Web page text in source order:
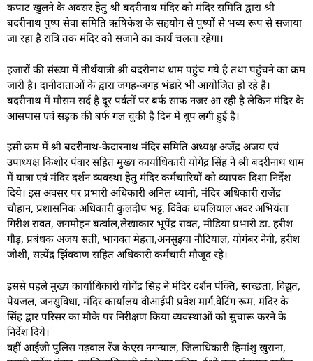
कपाट खुलने के अवसर हेतु श्री बदरीनाथ मंदिर को मंदिर समिति द्वारा श्री
बदरीनाथ पुष्प सेवा समिति ऋषिकेश के सहयोग से पुष्पों से भब्य रूप से सजाया
जा रहा है रात्रि तक मंदिर को सजाने का कार्य चलता रहेगा।
हजारों की संख्या में तीर्थयात्री श्री बदरीनाथ धाम पहुंच गये है तथा पहुंचने का क्रम
जारी है। दानीदाताओं के द्वारा जगह-जगह भंडारे भी आयोजित हो रहे है।
बदरीनाथ में मौसम सर्द है दूर पर्वतों पर बर्फ साफ नजर आ रही है लेकिन मंदिर के
आसपास एवं सड़क की बर्फ गल चुकी है दिन में धूप लगी हुई है।
इसी क्रम में श्री बदरीनाथ-केदारनाथ मंदिर समिति अध्यक्ष अजेंद्र अजय एवं
उपाध्यक्ष किशोर पंवार सहित मुख्य कार्याधिकारी योगेंद्र सिंह ने श्री बदरीनाथ धाम
में यात्रा एवं मंदिर दर्शन व्यवस्था हेतु मंदिर कर्मचारियों को व्यापक दिशा निर्देश
दिये। इस अवसर पर प्रभारी अधिकारी अनिल ध्यानी, मंदिर अधिकारी राजेंद्र
चौहान, प्रशासनिक अधिकारी कुलदीप भट्ट, विवेक थपलियाल अवर अभियंता
गिरीश रावत, जगमोहन बर्त्वाल,लेखाकार भूपेंद्र रावत, मीडिया प्रभारी डा. हरीश
गौड़, प्रबंधक अजय सती, भागवत मेहता,अनसुइया नौटियाल, योगंबर नेगी, हरीश
जोशी, सत्येंद्र झिंक्वाण सहित अधिकारी कर्मचारी मौजूद रहे।
इससे पहले मुख्य कार्याधिकारी योगेंद्र सिंह ने मंदिर दर्शन पंक्ति, स्वच्छता, विद्युत,
पेयजल, जनसुविधा, मंदिर कार्यालय वीआईपी प्रवेश मार्ग,वेटिंग रूम, मंदिर के
सिंह द्वार परिसर का मौके पर निरीक्षण किया व्यवस्थाओं को सुचारू करने के
निर्देश दिये।
वहीं आईजी पुलिस गढ़वाल रेंज केएस नगन्याल, जिलाधिकारी हिमांशु खुराना,